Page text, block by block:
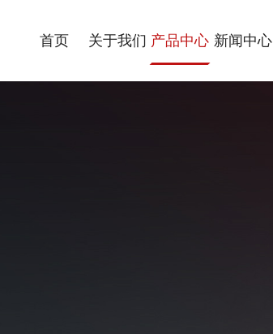
首页 关于我们 产品中心 新闻中心